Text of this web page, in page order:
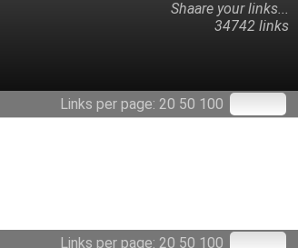
Shaare your links...
34742 links
Links per page: 20 50 100
Links per page: 20 50 100